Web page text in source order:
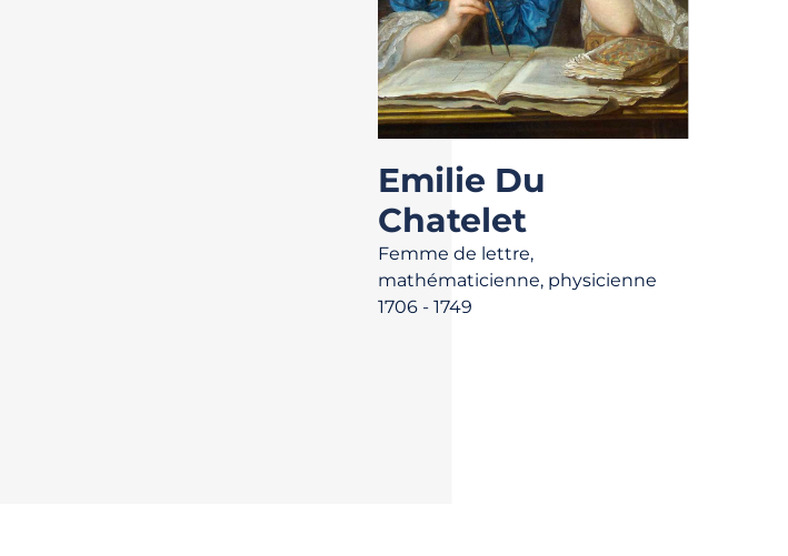
Emilie Du
Chatelet
Femme de lettre,
mathématicienne, physicienne
1706 - 1749